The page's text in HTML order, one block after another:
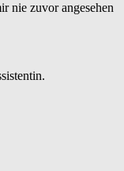
nie zuvor angesehen